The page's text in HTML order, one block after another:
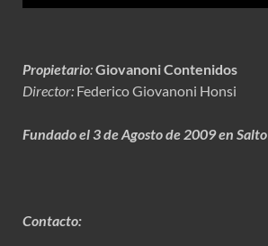
Propietario:Giovanoni Contenidos
Director: Federico Giovanoni Honsi
Fundado el 3 de Agosto de 2009 en Salto
Contacto: